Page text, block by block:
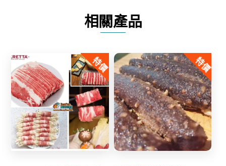
相關產品
特價
Share
特價
Share